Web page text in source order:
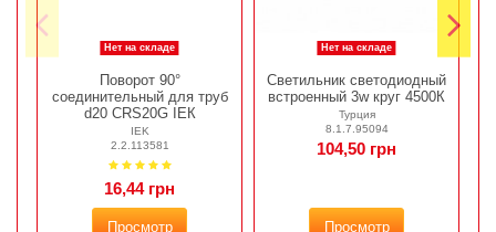
Нет на складе
Поворот 90°
соединительный для труб
d20 CRS20G ІЕК
IEK
2.2.113581
16,44 грн
Просмотр
Нет на складе
Светильник светодиодный
встроенный 3w круг 4500К
Турция
8.1.7.95094
104,50 грн
Просмотр